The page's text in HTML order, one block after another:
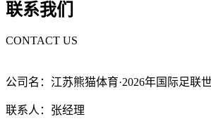
联系我们
CONTACT US
公司名：江苏熊猫体育·2026年国际足联
联系人：张经理